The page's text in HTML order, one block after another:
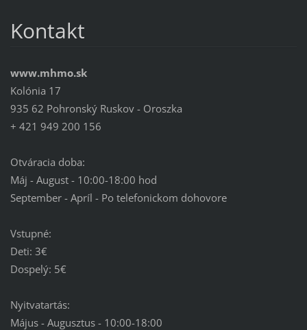
Kontakt
www.mhmo.sk
Kolónia 17
935 62 Pohronský Ruskov - Oroszka
+ 421 949 200 156
Otváracia doba:
Máj - August - 10:00-18:00 hod
September - Apríl - Po telefonickom dohovore
Vstupné:
Deti: 3€
Dospelý: 5€
Nyitvatartás:
Május - Augusztus - 10:00-18:00